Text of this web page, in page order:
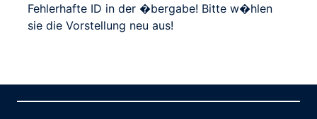
Fehlerhafte ID in der �bergabe! Bitte w�hlen
sie die Vorstellung neu aus!